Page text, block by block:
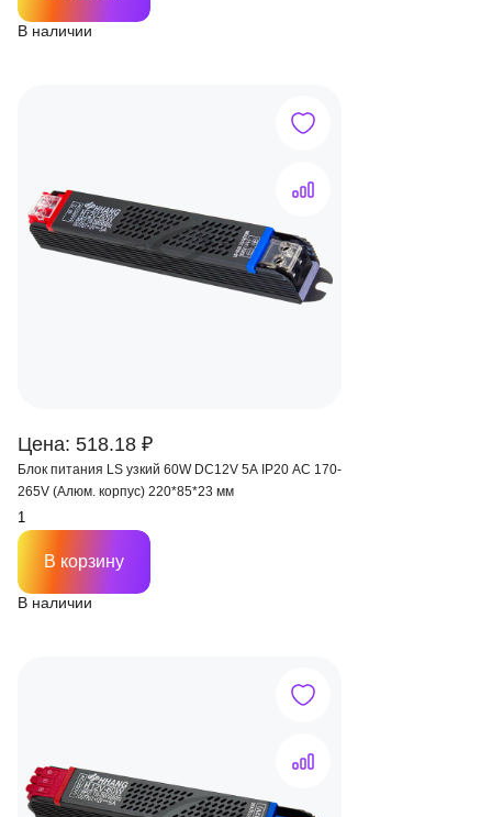
В наличии
Цена: 518.18 ₽
Блок питания LS узкий 60W DC12V 5A IP20 AC 170-
265V (Алюм. корпус) 220*85*23 мм
В наличии
В корзину